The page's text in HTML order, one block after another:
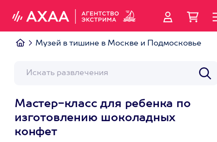
Музей в тишине в Москве и Подмосковье
Мастер-класс для ребенка по
изготовлению шоколадных
конфет